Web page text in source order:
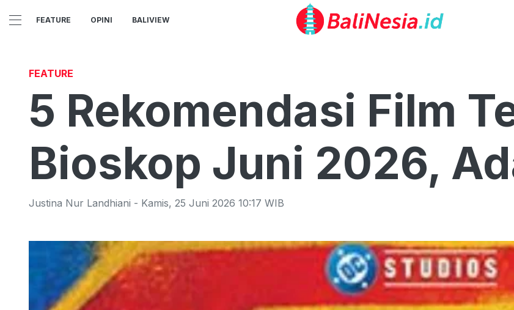
FEATURE OPINI BALIVIEW
FEATURE
5 Rekomendasi Film
Bioskop Juni 2026,
Justina Nur Landhiani - Kamis, 25 Juni 2026 10:17 WIB